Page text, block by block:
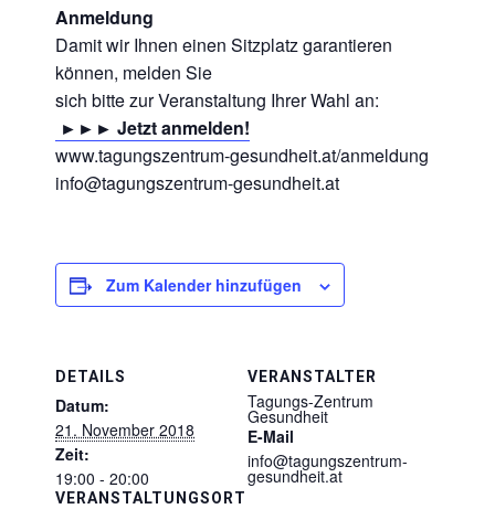
Anmeldung
Damit wir Ihnen einen Sitzplatz garantieren
können, melden Sie
sich bitte zur Veranstaltung Ihrer Wahl an:
►►► Jetzt anmelden!
www.tagungszentrum-gesundheit.at/anmeldung
info@tagungszentrum-gesundheit.at
Zum Kalender hinzufügen
DETAILS
Datum:
21. November 2018
Zeit:
19:00 - 20:00
VERANSTALTUNGSORT
VERANSTALTER
Tagungs-Zentrum
Gesundheit
E-Mail
info@tagungszentrum-
gesundheit.at